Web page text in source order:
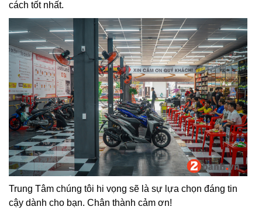
cách tốt nhất.
Trung Tâm chúng tôi hi vọng sẽ là sự lựa chọn đáng tin
cậy dành cho bạn. Chân thành cảm ơn!